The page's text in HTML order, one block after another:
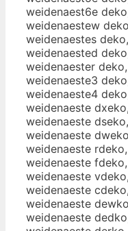
weidenaest6e
weidenaestew
weidenaestes
weidenaested
weidenaester
weidenaeste3
weidenaeste4
weidenaeste
weidenaeste
weidenaeste
weidenaeste
weidenaeste
weidenaeste
weidenaeste
weidenaeste
weidenaeste